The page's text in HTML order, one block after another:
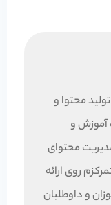
محتوا و
آموزش و
محتوای
روی ارائه
و داوطلبان